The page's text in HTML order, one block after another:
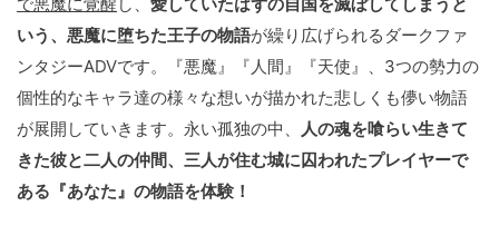
いう、悪魔に堕ちた王子の物語が繰り広げられるダークファ
ンタジーADVです。『悪魔』『人間』『天使』、3つの勢力の
個性的なキャラ達の様々な想いが描かれた悲しくも儚い物語
が展開していきます。永い孤独の中、
人の魂を喰らい生きて
きた彼と二人の仲間、三人が住む城に囚われたプレイヤーで
ある『あなた』の物語を体験！